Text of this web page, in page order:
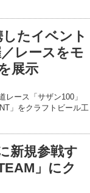
たイベント
レースをモ
展示
ース「サザン100」
」をクラフトビール工
新規参戦す
」にク